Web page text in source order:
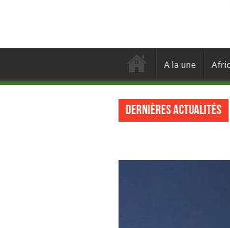
A la une
Dernières actualités